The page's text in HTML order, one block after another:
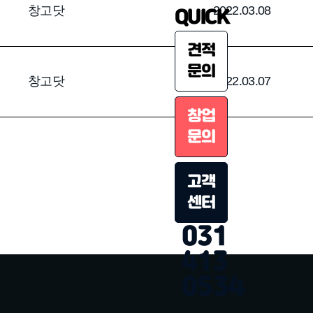
창고닷 2022.03.08
창고닷 2022.03.07
QUICK
견적
문의
창업
문의
고객
센터
031
413